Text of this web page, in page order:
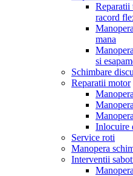
Reparatii
racord
mana
si
Schimbare
Reparatii motor
Inlocuire
Service roti
Manopera
Interventii